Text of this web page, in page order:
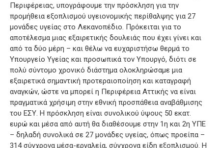
Περιφέρειας, υπογράφουμε την πρόσκληση για την
προμήθεια εξοπλισμού υγειονομικής περίθαλψης για 27
μονάδες υγείας στο Λεκανοπέδιο. Πρόκειται για το
αποτέλεσμα μιας εξαιρετικής δουλειάς που έχει γίνει και
από τα δύο μέρη – και θέλω να ευχαριστήσω θερμά το
Υπουργείο Υγείας και προσωπικά τον Υπουργό, διότι σε
πολύ σύντομο χρονικό διάστημα ολοκληρώσαμε μια
εξαιρετικά σημαντική προτεραιοποίηση και καταγραφή
αναγκών, ώστε να μπορεί η Περιφέρεια Αττικής να είναι
πραγματικά χρήσιμη στην εθνική προσπάθεια αναβάθμισης
του ΕΣΥ. Η πρόσκληση είναι συνολικού ύψους 50 εκατ.
ευρώ και μέσα από αυτή θα διαθέσουμε στην 1η και 2η ΥΠΕ
– δηλαδή συνολικά σε 27 μονάδες υγείας, όπως προείπα –
314 σύγχρονα μέσα-εργαλεία, σύγχρονα είδη εξοπλισμού. Η